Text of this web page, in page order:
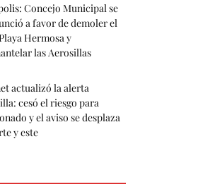
Concejo Municipal se
a favor de demoler el
Hermosa y
las Aerosillas
actualizó la alerta
cesó el riesgo para
y el aviso se desplaza
y este